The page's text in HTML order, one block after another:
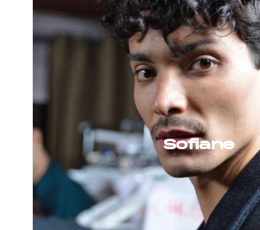
Sofiane